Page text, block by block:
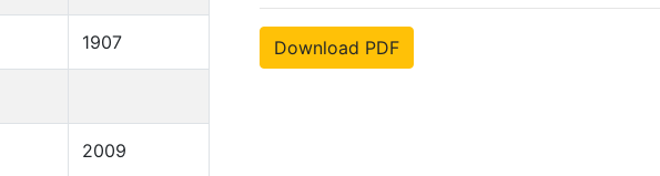
1907
2009
Download PDF